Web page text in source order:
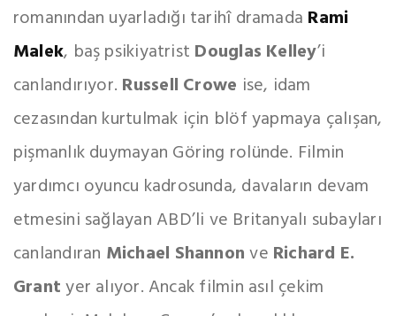
romanından uyarladığı tarihî dramada Rami
Malek, baş psikiyatrist Douglas Kelley’i
canlandırıyor. Russell Crowe ise, idam
cezasından kurtulmak için blöf yapmaya çalışan,
pişmanlık duymayan Göring rolünde. Filmin
yardımcı oyuncu kadrosunda, davaların devam
etmesini sağlayan ABD’li ve Britanyalı subayları
canlandıran Michael Shannonve Richard E.
Grantyer alıyor. Ancak filmin asıl çekim